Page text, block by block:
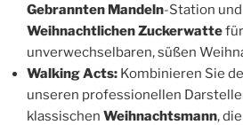
Gebrannten Mandeln-Station
Weihnachtlichen Zuckerwatte
unverwechselbaren, süßen
Walking Acts: Kombinieren Sie
unseren professionellen
klassischen Weihnachtsmann,